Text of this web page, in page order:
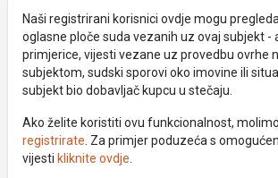
Naši registrirani korisnici ovdje mogu
oglasne ploče suda vezanih uz ovaj subjekt -
primjerice, vijesti vezane uz provedbu ovrhe
subjektom, sudski sporovi oko imovine ili
subjekt bio dobavljač kupcu u stečaju.
Ako želite koristiti ovu funkcionalnost,
registrirate . Za primjer poduzeća s
vijesti kliknite ovdje